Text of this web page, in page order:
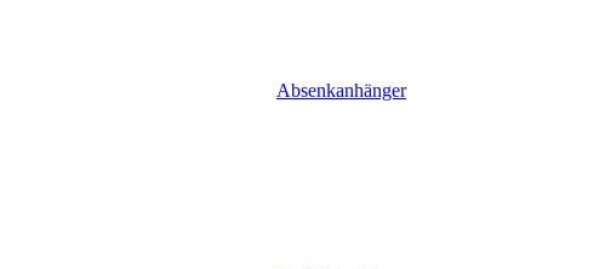
Absenkanhänger